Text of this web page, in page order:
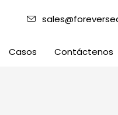
Casos Contáctenos